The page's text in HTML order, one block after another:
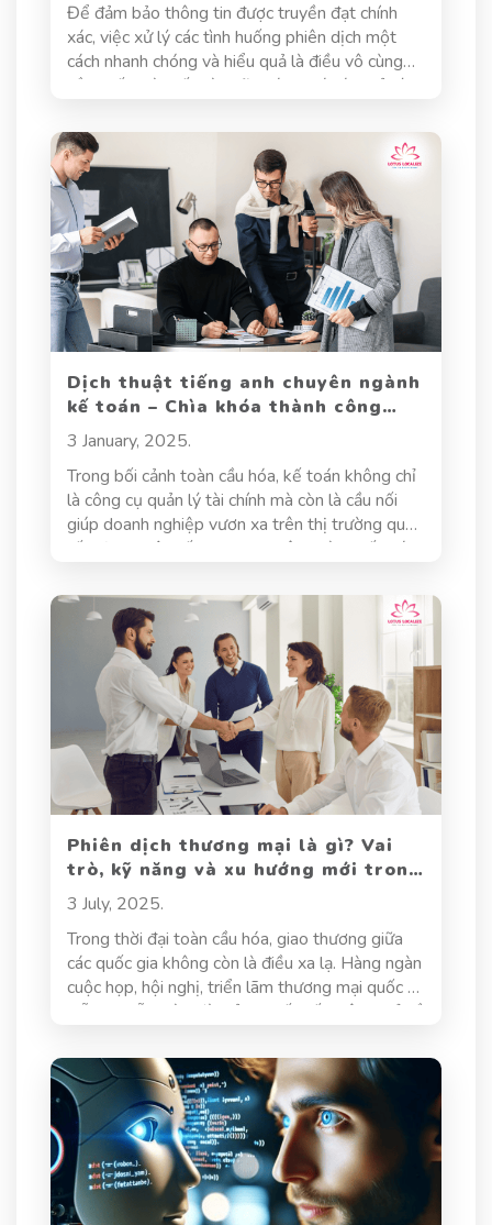
Để đảm bảo thông tin được truyền đạt chính
xác, việc xử lý các tình huống phiên dịch một
cách nhanh chóng và hiểu quả là điều vô cùng
cần thiết. Bài viết này sẽ khám phá cách xử lý
gặp, kỹ năng cần thiết, và chiến lược hiệu quả
để ứng phó.
Dịch thuật tiếng anh chuyên ngành
kế toán – Chìa khóa thành công
trong kinh doanh quốc tế
3 January, 2025.
Trong bối cảnh toàn cầu hóa, kế toán không chỉ
là công cụ quản lý tài chính mà còn là cầu nối
giúp doanh nghiệp vươn xa trên thị trường quốc
tế. Dịch thuật tiếng Anh chuyên ngành kế toán
bảo tính minh bạch, chính xác và chuyên nghiệp
trong giao dịch toàn cầu. Bài viết này sẽ cung
cấp một bức tranh toàn diện về vai trò, thách
thức và giải pháp trong lĩnh vực này.
Phiên dịch thương mại là gì? Vai
trò, kỹ năng và xu hướng mới trong
lĩnh vực này
3 July, 2025.
Trong thời đại toàn cầu hóa, giao thương giữa
các quốc gia không còn là điều xa lạ. Hàng ngàn
cuộc họp, hội nghị, triển lãm thương mại quốc tế
diễn ra mỗi ngày, đòi hỏi sự kết nối không chỉ về
ngôn ngữ và văn hóa. Đây là lúc phiên dịch
thương mại đóng vai trò then chốt. Không đơn
thuần là người chuyển đổi ngôn ngữ, phiên dịch
viên thương mại là cầu nối quan trọng giúp
doanh nghiệp vượt qua rào cản giao tiếp, thúc
đẩy hợp tác và mở rộng thị trường. Bài viết này
sẽ giúp bạn hiểu rõ hơn về lĩnh vực này: từ định